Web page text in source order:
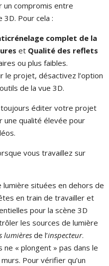
un compromis entre
3D. Pour cela :
complet de la
et Qualité des reflets
ou plus faibles.
le projet, désactivez l’option
de la vue 3D.
toujours éditer votre projet
une qualité élevée pour
vous travaillez sur
situées en dehors de
en train de travailler et
pour la scène 3D
les sources de lumière
lumières de l’inspecteur.
« plongent » pas dans le
Pour vérifier qu’un